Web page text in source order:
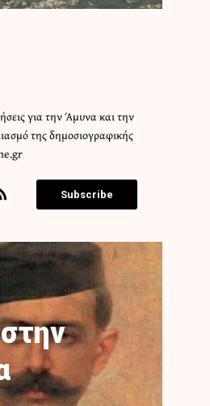
για την Άμυνα και την
της δημοσιογραφικής
Subscribe